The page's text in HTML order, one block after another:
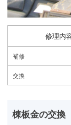
修理内
補修
交換
棟板金の交換